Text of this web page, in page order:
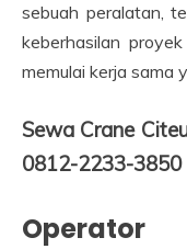
sebuah peralatan,
keberhasilan
memulai kerja sama
Sewa Crane
0812-2233-3850